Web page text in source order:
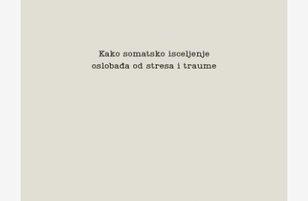
Kad telo progovori